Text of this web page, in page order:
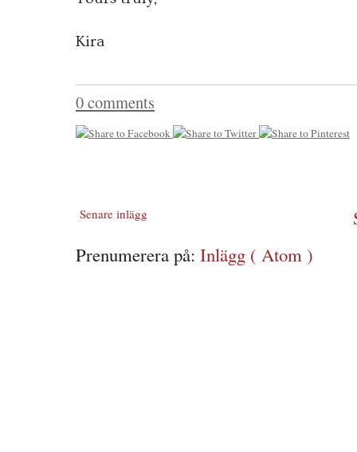
Kira
0 comments
Senare inlägg
Prenumerera på: Inlägg ( Atom )